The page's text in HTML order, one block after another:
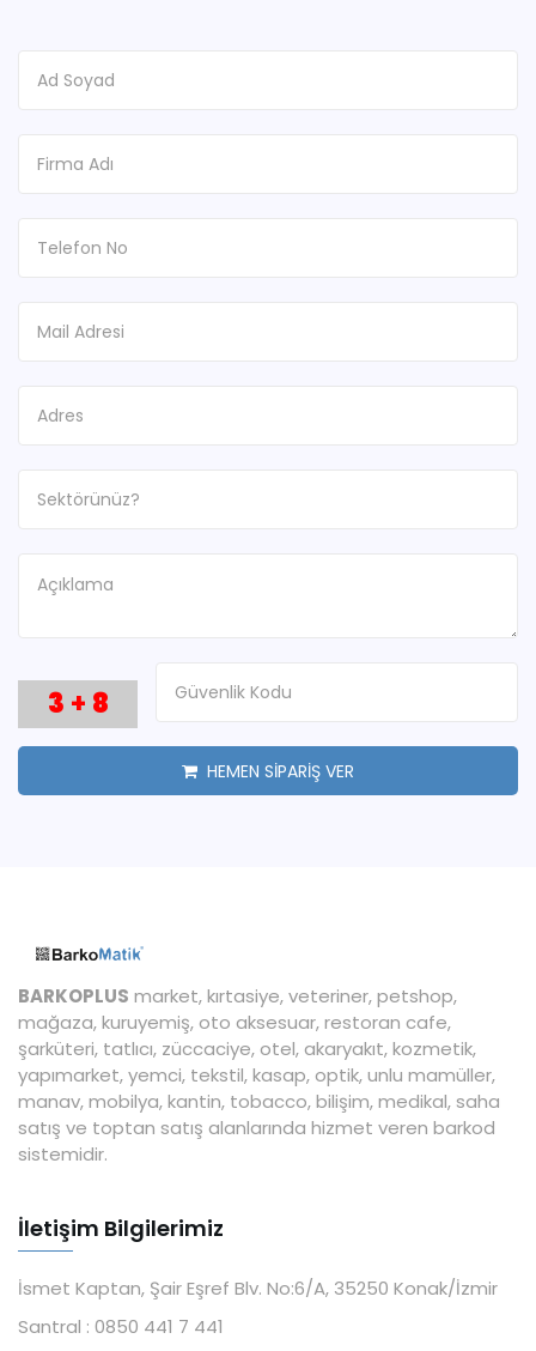
3 + 8
HEMEN SİPARİŞ VER
BARKOPLUS market, kırtasiye, veteriner, petshop,
mağaza, kuruyemiş, oto aksesuar, restoran cafe,
şarküteri, tatlıcı, züccaciye, otel, akaryakıt, kozmetik,
yapımarket, yemci, tekstil, kasap, optik, unlu mamüller,
manav, mobilya, kantin, tobacco, bilişim, medikal, saha
satış ve toptan satış alanlarında hizmet veren barkod
sistemidir.
İletişim Bilgilerimiz
İsmet Kaptan, Şair Eşref Blv. No:6/A, 35250 Konak/İzmir
Santral : 0850 441 7 441